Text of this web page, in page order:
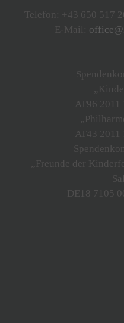
Telefon: +43 650 517
E-Mail:
AT96
AT43
„Freunde der
DE18 7105